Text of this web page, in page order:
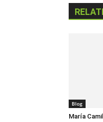
Blog
María